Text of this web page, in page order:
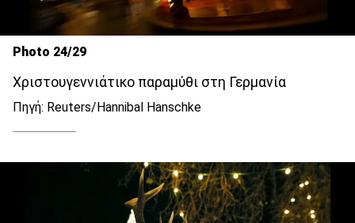
Photo 24/29
Χριστουγεννιάτικο παραμύθι στη Γερμανία
Πηγή: Reuters/Hannibal Hanschke